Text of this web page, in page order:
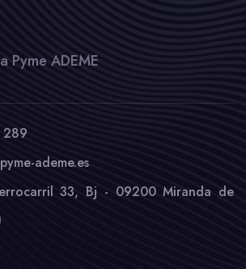
289
ademe.es
33, Bj - 09200 Miranda de